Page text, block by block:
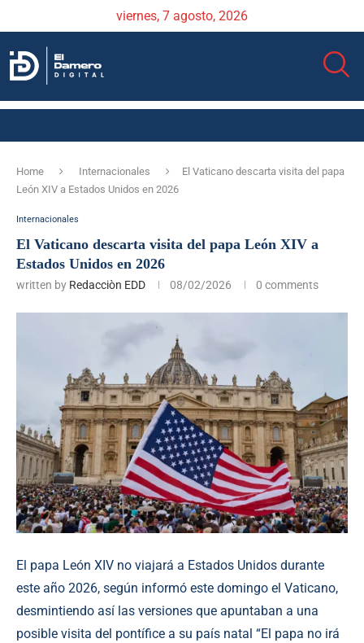
viernes, 7 agosto, 2026
Home Internacionales
El Vaticano descarta visita del papa
León XIV a Estados Unidos en 2026
Internacionales
El Vaticano descarta visita del papa León XIV a
Estados Unidos en 2026
written by Redacciòn EDD 08/02/2026 0 comments
El papa León XIV no viajará a Estados Unidos durante
este año 2026, según informó este domingo el Vaticano,
desmintiendo así las versiones que apuntaban a una
posible visita del pontífice a su país natal “El papa no irá